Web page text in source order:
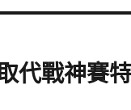
代戰神賽